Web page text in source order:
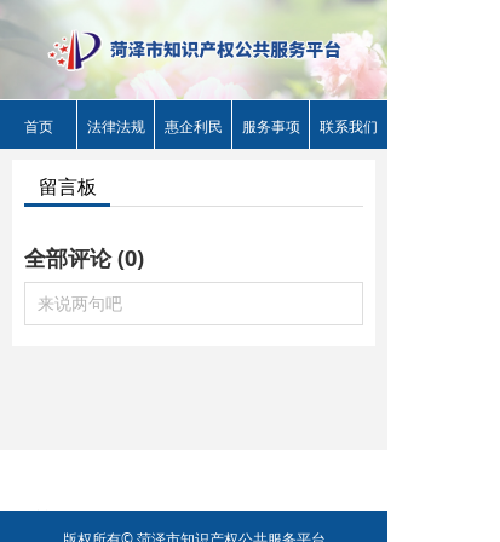
首页 法律法规 惠企利民 服务事项 联系我们
留言板
全部评论(0)
来说两句吧
控件渲染出错,Source:Can not find controltemplate
D:\scdwezhan\web\Plugins\Controls\Templates\banner\mobile\banner.xml